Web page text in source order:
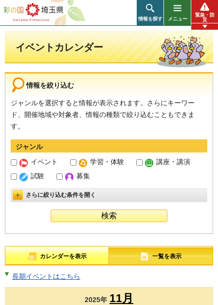
彩の国 埼玉県
情報を探す メニュー
緊急・防
災
イベントカレンダー
情報を絞り込む
ジャンルを選択すると情報が表示されます。さらにキーワー
ド、開催地域や対象者、情報の種類で絞り込むこともできま
す。
ジャンル
イベント
学習・体験
講座・講演
試験
募集
詳細設定を開く
さらに絞り込む条件を開く
カレンダーを表示 一覧を表示
長期イベントはこちら
2025年 11月